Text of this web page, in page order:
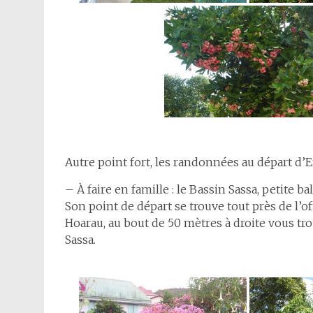
Autre point fort, les randonnées au départ
– À faire en famille : le Bassin Sassa, petite
Son point de départ se trouve tout près de
Hoarau, au bout de 50 mètres à droite vous
Sassa.